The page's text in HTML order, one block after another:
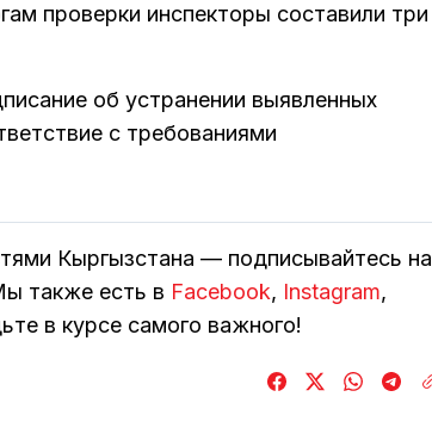
проверки инспекторы составили три
об устранении выявленных
с требованиями
Кыргызстана — подписывайтесь на
также есть в Facebook, Instagram,
в курсе самого важного!